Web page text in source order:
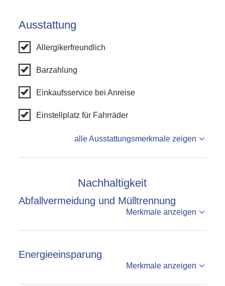
Ausstattung
Allergikerfreundlich
Barzahlung
Einkaufsservice bei Anreise
Einstellplatz für Fahrräder
alle Ausstattungsmerkmale zeigen
Nachhaltigkeit
Abfallvermeidung und Mülltrennung
Merkmale anzeigen
Energieeinsparung
Merkmale anzeigen